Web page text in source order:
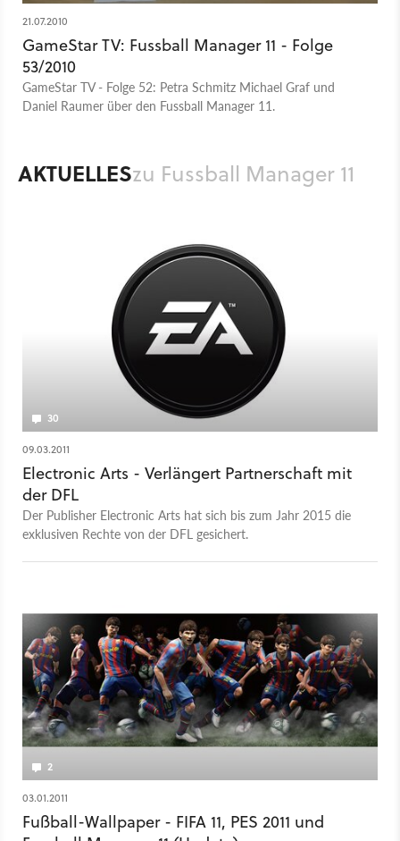
21.07.2010
GameStar TV: Fussball Manager 11 - Folge
53/2010
GameStar TV - Folge 52: Petra Schmitz Michael Graf und
Daniel Raumer über den Fussball Manager 11.
AKTUELLESzu Fussball Manager 11
30
09.03.2011
Electronic Arts - Verlängert Partnerschaft mit
der DFL
Der Publisher Electronic Arts hat sich bis zum Jahr 2015 die
exklusiven Rechte von der DFL gesichert.
2
03.01.2011
Fußball-Wallpaper - FIFA 11, PES 2011 und